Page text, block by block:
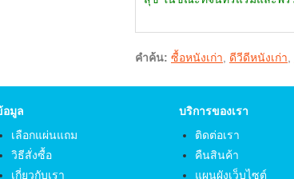
คำค้น: ซื้อหนังเก่า ดีวีดีหนังเก่า
อมูล
เลือกแผ่นแถม
วิธีสั่งซื้อ
เกี่ยวกับเรา
บริการของเรา
ติดต่อเรา
คืนสินค้า
แผนผังเว็บไซต์